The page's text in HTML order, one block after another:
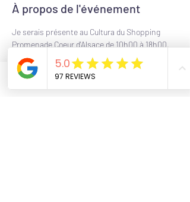
À propos de l'événement
Je serais présente au Cultura du Shopping
Promenade Coeur d'Alsace de 10h00 à 18h00.
C'est le moment de faire dédicacer ton livre et
tes oracles, de me poser tes questions et de
participer aux 3 ateliers que je propose :